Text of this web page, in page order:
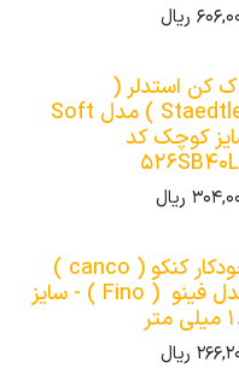
ریال
کن استدلر (
Staedtler ) مدل Soft
کوچک کد
ریال
خودکار کنکو ( canco )
مدل فینو ( Fino ) - سایز
ریال